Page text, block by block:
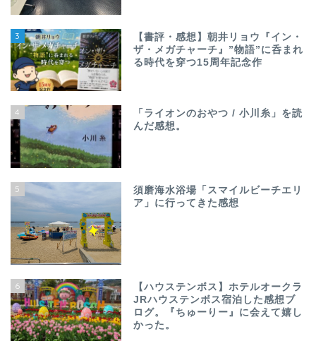
3
【書評・感想】朝井リョウ『イン・
ザ・メガチャーチ』”物語”に呑まれ
る時代を穿つ15周年記念作
4
「ライオンのおやつ / 小川糸」を読
んだ感想。
5
須磨海水浴場「スマイルビーチエリ
ア」に行ってきた感想
6
【ハウステンボス】ホテルオークラ
JRハウステンボス宿泊した感想ブ
ログ。『ちゅーりー』に会えて嬉し
かった。